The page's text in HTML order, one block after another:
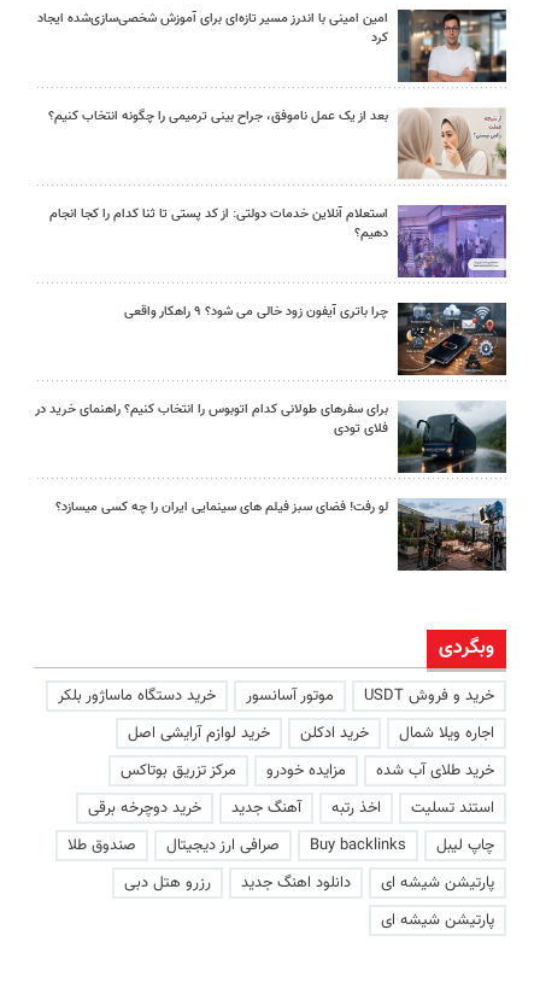
امین امینی با اندرز مسیر تازه‌ای برای آموزش شخصی‌سازی‌شده ایجاد
کرد
بعد از یک عمل ناموفق، جراح بینی ترمیمی را چگونه انتخاب کنیم؟
استعلام آنلاین خدمات دولتی: از کد پستی تا ثنا کدام را کجا انجام
دهیم؟
چرا باتری آیفون زود خالی می شود؟ ۹ راهکار واقعی
برای سفرهای طولانی کدام اتوبوس را انتخاب کنیم؟ راهنمای خرید در
فلای تودی
لو رفت! فضای سبز فیلم های سینمایی ایران را چه کسی میسازد؟
وبگردی
خرید و فروش USDT موتور آسانسور
خرید دستگاه ماساژور بلکر
اجاره ویلا شمال
خرید ادکلن
خرید لوازم آرایشی اصل
خرید طلای آب شده
مزایده خودرو
مرکز تزریق بوتاکس
استند تسلیت
اخذ رتبه آهنگ جدید
خرید دوچرخه برقی
چاپ لیبل
Buy backlinks صرافی ارز دیجیتال
صندوق طلا
پارتیشن شیشه ای
دانلود اهنگ جدید
رزرو هتل دبی
پارتیشن شیشه ای